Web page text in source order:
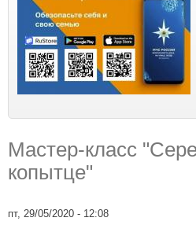
Мастер-класс
копытце"
пт, 29/05/2020 - 12:08